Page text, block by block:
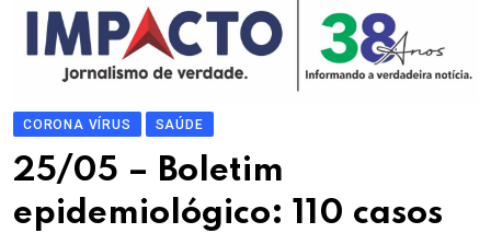
CORONA VÍRUS SAÚDE
25/05 – Boletim
epidemiológico: 110 casos